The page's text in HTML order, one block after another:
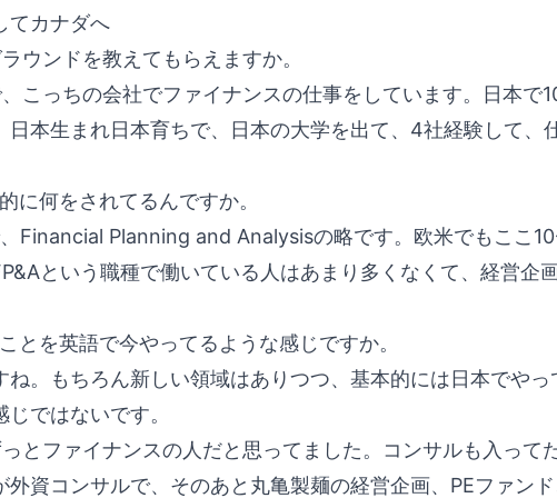
てカナダへ
ウンドを教えてもらえますか。
こっちの会社でファイナンスの仕事をしています。日本で
本生まれ日本育ちで、日本の大学を出て、4社経験して、
に何をされてるんですか。
Financial Planning and Analysisの略です。欧米でもここ
という職種で働いている人はあまり多くなくて、経営企
とを英語で今やってるような感じですか。
ね。もちろん新しい領域はありつつ、基本的には日本でや
ではないです。
とファイナンスの人だと思ってました。コンサルも入って
外資コンサルで、そのあと丸亀製麺の経営企画、PEファン